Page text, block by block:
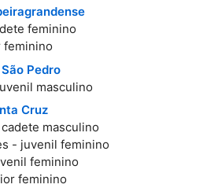
feminino
feminino
Pedro
masculino
Cruz
masculino
- juvenil feminino
feminino
feminino